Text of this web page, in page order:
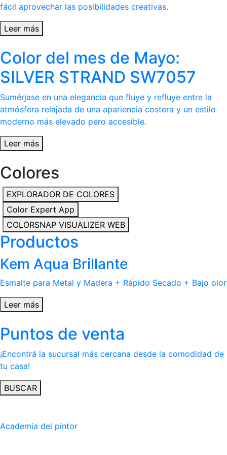
fácil aprovechar las posibilidades creativas.
Leer más
Color del mes de Mayo:
SILVER STRAND SW7057
Sumérjase en una elegancia que fluye y refluye entre la
atmósfera relajada de una apariencia costera y un estilo
moderno más elevado pero accesible.
Leer más
Colores
EXPLORADOR DE COLORES
Color Expert App
COLORSNAP VISUALIZER WEB
Productos
Kem Aqua Brillante
Esmalte para Metal y Madera + Rápido Secado + Bajo olor
Leer más
Puntos de venta
¡Encontrá la sucursal más cercana desde la comodidad de
tu casa!
BUSCAR
Academia del pintor